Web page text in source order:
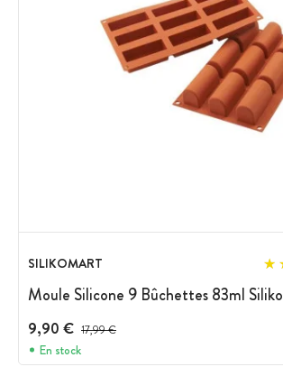
SILIKOMART
Moule Silicone 9 Bûchettes 83ml
9,90 € Prix avant réduction :
17,99 €
En stock